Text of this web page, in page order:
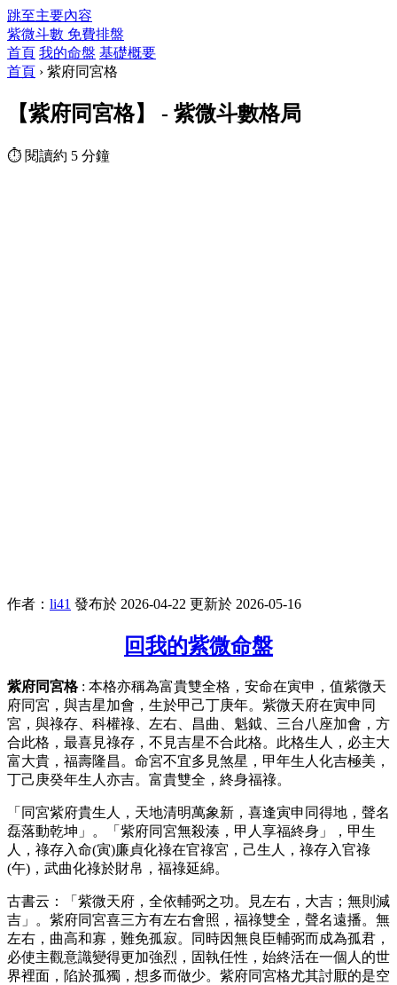
跳至主要內容
紫微斗數 免費排盤
首頁 我的命盤 基礎概要
首頁 › 紫府同宮格
【紫府同宮格】 - 紫微斗數格局
⏱ 閱讀約 5 分鐘
作者： li41 發布於 2026-04-22 更新於 2026-05-16
回我的紫微命盤
紫府同宮格: 本格亦稱為富貴雙全格，安命在寅申，值紫微天
府同宮，與吉星加會，生於甲己丁庚年。紫微天府在寅申同
宮，與祿存、科權祿、左右、昌曲、魁鉞、三台八座加會，方
合此格，最喜見祿存，不見吉星不合此格。此格生人，必主大
富大貴，福壽隆昌。命宮不宜多見煞星，甲年生人化吉極美，
丁己庚癸年生人亦吉。富貴雙全，終身福祿。
「同宮紫府貴生人，天地清明萬象新，喜逢寅申同得地，聲名
磊落動乾坤」。「紫府同宮無殺湊，甲人享福終身」，甲生
人，祿存入命(寅)廉貞化祿在官祿宮，己生人，祿存入官祿
(午)，武曲化祿於財帛，福祿延綿。
古書云：「紫微天府，全依輔弼之功。見左右，大吉；無則減
吉」。紫府同宮喜三方有左右會照，福祿雙全，聲名遠播。無
左右，曲高和寡，難免孤寂。同時因無良臣輔弼而成為孤君，
必使主觀意識變得更加強烈，固執任性，始終活在一個人的世
界裡面，陷於孤獨，想多而做少。紫府同宮格尤其討厭的是空